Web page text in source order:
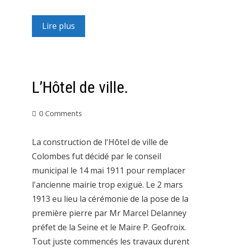
Lire plus
L’Hôtel de ville.
0 Comments
La construction de l'Hôtel de ville de
Colombes fut décidé par le conseil
municipal le 14 mai 1911 pour remplacer
l'ancienne mairie trop exiguë. Le 2 mars
1913 eu lieu la cérémonie de la pose de la
première pierre par Mr Marcel Delanney
préfet de la Seine et le Maire P. Geofroix.
Tout juste commencés les travaux durent